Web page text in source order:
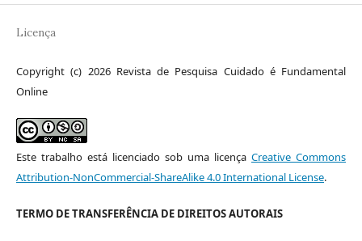
Licença
Copyright (c) 2026 Revista de Pesquisa Cuidado é Fundamental
Online
Este trabalho está licenciado sob uma licença Creative Commons
Attribution-NonCommercial-ShareAlike 4.0 International License.
TERMO DE TRANSFERÊNCIA DE DIREITOS AUTORAIS